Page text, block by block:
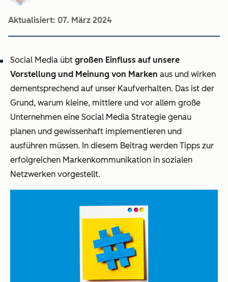
Aktualisiert: 07. März 2024
Social Media übt großen Einfluss auf unsere
Vorstellung und Meinung von Marken aus und wirken
dementsprechend auf unser Kaufverhalten. Das ist der
Grund, warum kleine, mittlere und vor allem große
Unternehmen eine Social Media Strategie genau
planen und gewissenhaft implementieren und
ausführen müssen. In diesem Beitrag werden Tipps zur
erfolgreichen Markenkommunikation in sozialen
Netzwerken vorgestellt.